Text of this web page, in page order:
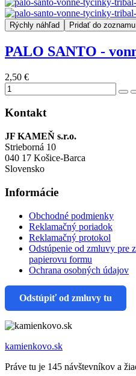
Rýchly náhľad Pridať do
PALO SANTO -
2,50 €
Kontakt
JF KAMEŇ s.r.o.
Strieborná 10
040 17 Košice-Barca
Slovensko
Informácie
Obchodné podmienky
Reklamačný poriadok
Reklamačný protokol
Odstúpenie od zmluvy pre
papierovu formu
Ochrana osobných údajov
Odstúpiť od zmluvy tu
kamienkovo.sk
Práve tu je 145 návštevníkov a